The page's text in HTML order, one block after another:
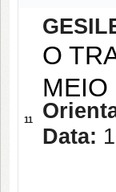
11
O
MEIO
Data: